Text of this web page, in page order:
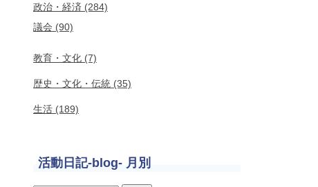
政治・経済 (284)
議会 (90)
教育・文化 (7)
歴史・文化・伝統 (35)
生活 (189)
活動日記-blog- 月別